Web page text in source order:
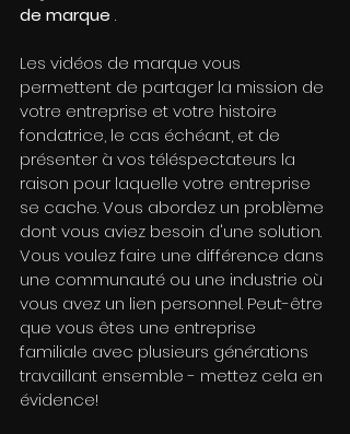
de marque .
Les vidéos de marque vous
permettent de partager la mission de
votre entreprise et votre histoire
fondatrice, le cas échéant, et de
présenter à vos téléspectateurs la
raison pour laquelle votre entreprise
se cache. Vous abordez un problème
dont vous aviez besoin d'une solution.
Vous voulez faire une différence dans
une communauté ou une industrie où
vous avez un lien personnel. Peut-être
que vous êtes une entreprise
familiale avec plusieurs générations
travaillant ensemble - mettez cela en
évidence!